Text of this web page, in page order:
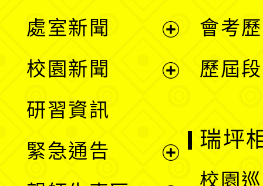
處室新聞
單
校園新聞
選
研習資訊
緊急通告
會考
歷屆
瑞坪
校園